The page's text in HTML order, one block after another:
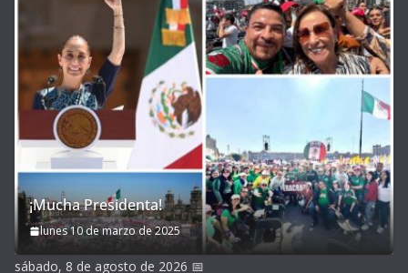
¡Mucha Presidenta!
lunes 10 de marzo de 2025
sábado, 8 de agosto de 2026 📅